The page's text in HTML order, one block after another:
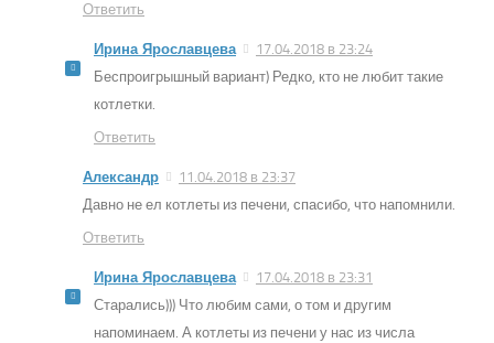
Ответить
Ирина Ярославцева
17.04.2018 в 23:24
Беспроигрышный вариант) Редко, кто не любит такие
котлетки.
Ответить
Александр
11.04.2018 в 23:37
Давно не ел котлеты из печени, спасибо, что напомнили.
Ответить
Ирина Ярославцева
17.04.2018 в 23:31
Старались))) Что любим сами, о том и другим
напоминаем. А котлеты из печени у нас из числа